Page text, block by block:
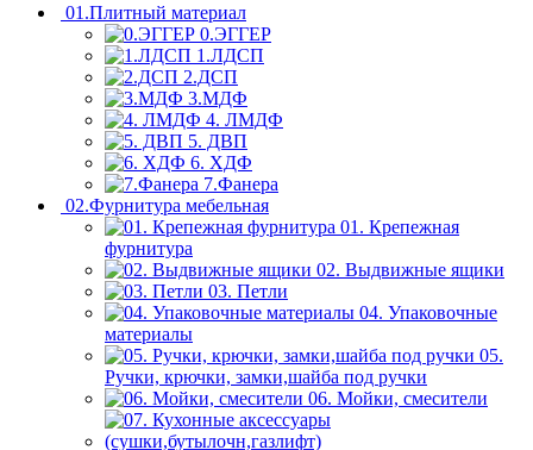
01.Плитный материал
0.ЭГГЕР
1.ЛДСП
2.ДСП
3.МДФ
4. ЛМДФ
5. ДВП
6. ХДФ
7.Фанера
02.Фурнитура мебельная
01. Крепежная
фурнитура
02. Выдвижные ящики
03. Петли
04. Упаковочные
материалы
05.
Ручки, крючки, замки,шайба под ручки
06. Мойки, смесители